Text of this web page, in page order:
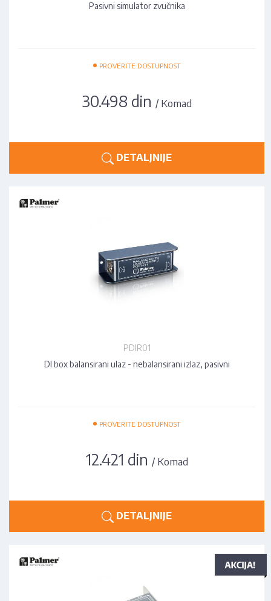
Pasivni simulator zvučnika
• PROVERITE DOSTUPNOST
30.498 din / Komad
DETALJNIJE
PDIR01
DI box balansirani ulaz - nebalansirani izlaz, pasivni
• PROVERITE DOSTUPNOST
12.421 din / Komad
DETALJNIJE